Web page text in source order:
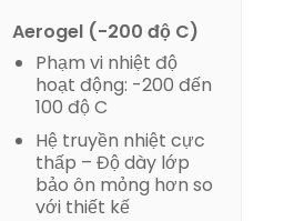
Aerogel (-200 độ C)
Phạm vi nhiệt độ
hoạt động: -200 đến
100 độ C
Hệ truyền nhiệt cực
thấp – Độ dày lớp
bảo ôn mỏng hơn so
với thiết kế